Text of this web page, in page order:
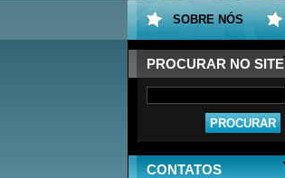
PROCURAR NO SITE
CONTATOS
SOBRE NÓS